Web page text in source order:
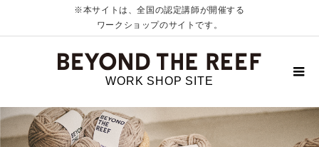
※本サイトは、全国の認定講師が開催する
ワークショップのサイトです。
WORK SHOP SITE